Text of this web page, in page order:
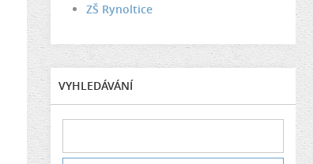
ZŠ Rynoltice
VYHLEDÁVÁNÍ